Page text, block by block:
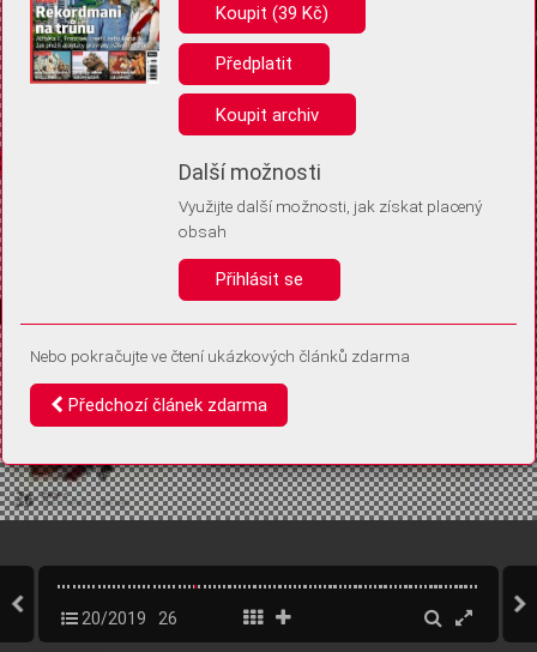
Pro základní fungování webu nepotřebujeme ukládat žádné informace
(tzv. cookies apod.). Rádi bychom vás ale požádali o souhlas s
uložením volitelných informací:
Anonymní unikátní ID
Díky němu příště poznáme, že se jedná o stejné zařízení, a
Identifikátor je zcela anonymní.
Vaše souhlasy a odmítnutí si ukládáme do vašeho zařízení, abychom se
vás už příště znovu neptali. Můžete je kdykoli později upravit ve Správě
20/2019 26
Koupit (39 Kč)
Předplatit
Koupit archiv
Další možnosti
Využijte další možnosti, jak získat placený
obsah
Přihlásit se
Nebo pokračujte ve čtení ukázkových článků zdarma
Předchozí článek zdarma